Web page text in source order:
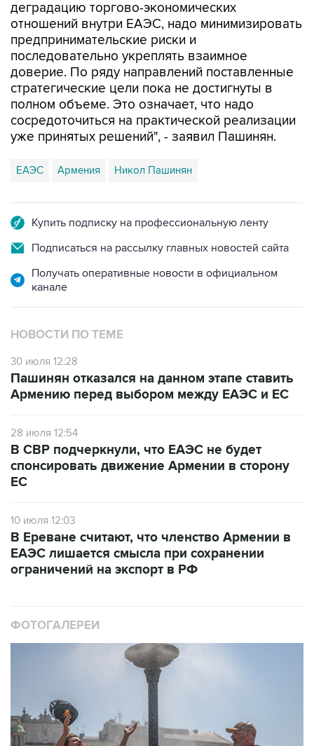
деградацию торгово-экономических
отношений внутри ЕАЭС, надо минимизировать
предпринимательские риски и
последовательно укреплять взаимное
доверие. По ряду направлений поставленные
стратегические цели пока не достигнуты в
полном объеме. Это означает, что надо
сосредоточиться на практической реализации
уже принятых решений", - заявил Пашинян.
ЕАЭС Армения Никол Пашинян
Купить подписку на профессиональную ленту
Подписаться на рассылку главных новостей сайта
Получать оперативные новости в официальном
канале
НОВОСТИ ПО ТЕМЕ
30 июля 12:28
Пашинян отказался на данном этапе ставить
Армению перед выбором между ЕАЭС и ЕС
28 июля 12:54
В СВР подчеркнули, что ЕАЭС не будет
спонсировать движение Армении в сторону
ЕС
10 июля 12:03
В Ереване считают, что членство Армении в
ЕАЭС лишается смысла при сохранении
ограничений на экспорт в РФ
ФОТОГАЛЕРЕИ